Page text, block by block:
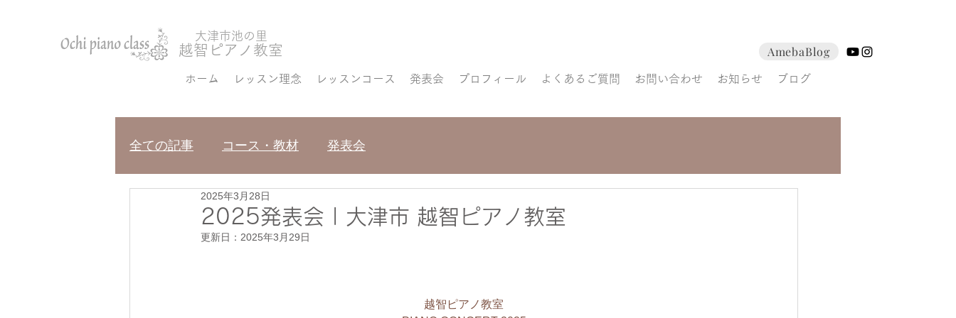
大津市池の里
越智ピアノ教室 AmebaBlog
ホーム レッスン理念 レッスンコース 発表会 プロフィール よくあるご質問 お問い合わせ お知らせ ブログ
全ての記事 コース・教材 発表会
2025発表会 | 大津市 越智ピアノ教室
2025年3月28日
更新日： 2025年3月29日
越智ピアノ教室